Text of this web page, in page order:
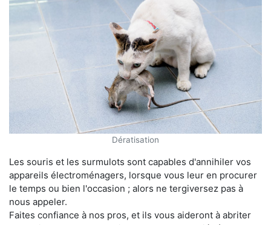
Dératisation
Les souris et les surmulots sont capables d'annihiler vos
appareils électroménagers, lorsque vous leur en procurer
le temps ou bien l'occasion ; alors ne tergiversez pas à
nous appeler.
Faites confiance à nos pros, et ils vous aideront à abriter